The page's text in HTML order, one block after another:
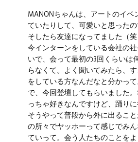
MANONちゃんは、アートのイベ
ていたりして、可愛いと思ったの
そしたら友達になってました（
今インターンをしている会社の
いで、会って最初の3回くらいは
らなくて。よく聞いてみたら、
をしている方なんだなと分かっ
で、今回登壇してもらいました
っちゃ好きなんですけど、踊りに
そうやって普段から外に出るこ
の所々でヤッホーって感じでみ
ていって。会う人たちのことを